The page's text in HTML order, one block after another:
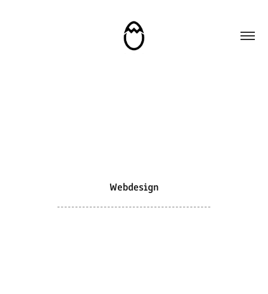
Webdesign
-------------------------------------------